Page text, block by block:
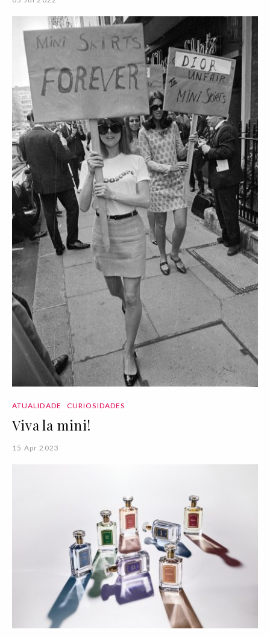
ATUALIDADE CURIOSIDADES
Viva la mini!
15 Apr 2023